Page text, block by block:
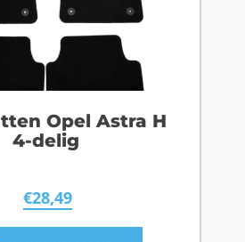
Opel Astra H
4-delig
€28,49